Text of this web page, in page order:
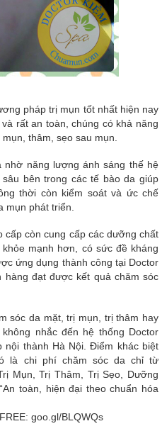
pháp trị mụn tốt nhất hiện nay
rất an toàn, chúng có khả năng
thâm, sẹo sau mụn.
nhờ năng lượng ánh sáng thế hệ
bên trong các tế bào da giúp
thời còn kiểm soát và ức chế
mụn phát triển.
cấp còn cung cấp các dưỡng chất
mạnh hơn, có sức đề kháng
ứng dụng thành công tại Doctor
hàng đạt được kết quả chăm sóc
sóc da mặt, trị mụn, trị thâm hay
nhắc đến hệ thống Doctor
thành Hà Nội. Điểm khác biệt
là chi phí chăm sóc da chỉ từ
Mụn, Trị Thâm, Trị Sẹo, Dưỡng
toàn, hiện đại theo chuẩn hóa
goo.gl/BLQWQs